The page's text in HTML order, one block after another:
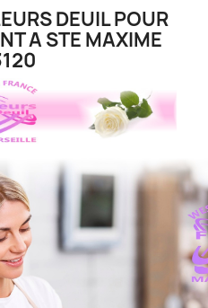
DEUIL POUR
A STE MAXIME